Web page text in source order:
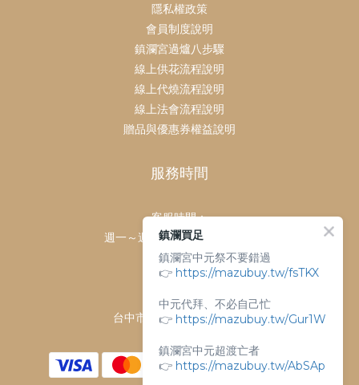
隱私權政策
會員制度說明
鎮瀾宮過爐八步驟
線上供花流程說明
線上代燒流程說明
線上法會流程說明
贈品與優惠券權益說明
服務時間
客服時間：
週一～週日 上午9點～下午6點
客服電話：
04-26763688
門市地址：
台中市大甲區順天路238號
鎮瀾買足
鎮瀾宮中元祭不要錯過
👉 https://mazubuy.tw/fsTKX
中元代拜、不必自己忙
👉 https://mazubuy.tw/Gur1W
鎮瀾宮中元超渡亡者
👉 https://mazubuy.tw/AbSAp